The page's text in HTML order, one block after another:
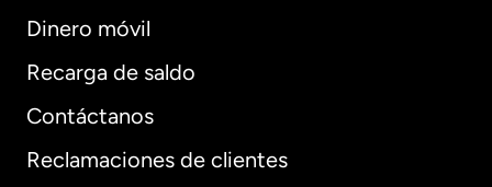
Dinero móvil
Recarga de saldo
Contáctanos
Reclamaciones de clientes